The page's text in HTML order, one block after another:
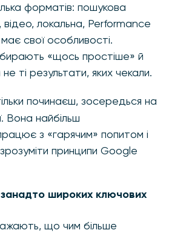
форматів: пошукова
локальна, Performance
свої особливості.
«щось простіше» й
ті результати, яких чекали.
починаєш, зосередься на
Вона найбільш
з «гарячим» попитом і
принципи Google
широких ключових
що чим більше